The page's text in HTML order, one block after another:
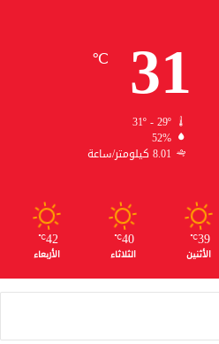
31
℃
31º - 29º
52%
8.01 كيلومتر/ساعة
39
℃
الأثنين
40
℃
الثلاثاء
42
℃
الأربعاء